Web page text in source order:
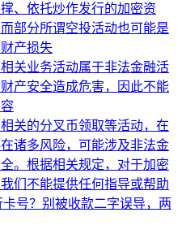
、依托炒作发行的加密资
部分所谓空投活动也可能是
产损失
关业务活动属于非法金融活
产安全造成危害，因此不能
关的分叉币领取等活动，在
诸多风险，可能涉及非法金
。根据相关规定，对于加密
们不能提供任何指导或帮助
号？别被收款二字误导，两